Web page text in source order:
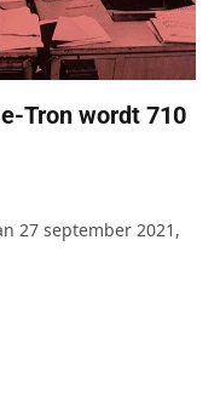
Tron wordt 710
27 september 2021,